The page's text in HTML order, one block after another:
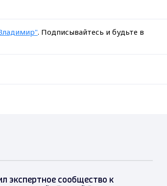
. Подписывайтесь и будьте в
экспертное сообщество к